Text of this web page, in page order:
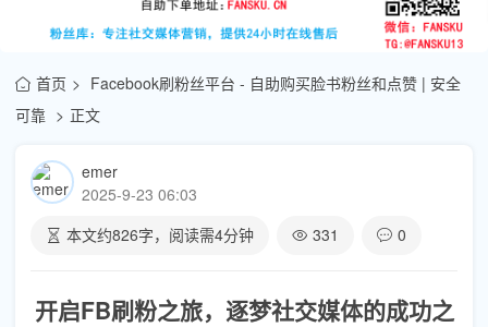
首页
Facebook刷粉丝平台 - 自助购买脸书粉丝和点赞 | 安全
可靠
正文
emer
2025-9-23 06:03
本文约826字，阅读需4分钟 331 0
开启FB刷粉之旅，逐梦社交媒体的成功之